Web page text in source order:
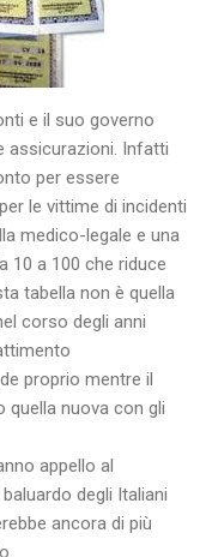
e il suo governo
assicurazioni. Infatti
per essere
le vittime di incidenti
medico-legale e una
10 a 100 che riduce
tabella non è quella
corso degli anni
proprio mentre il
quella nuova con gli
appello al
degli Italiani
ancora di più